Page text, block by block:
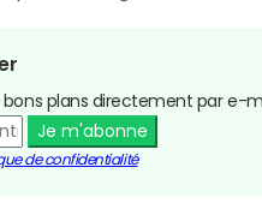
bons plans directement par e-
Je m'abonne
de confidentialité